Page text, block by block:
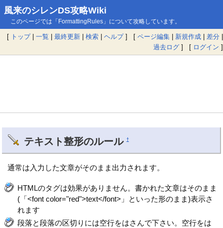
風来のシレンDS攻略Wiki
このページでは「FormattingRules」について攻略しています。
[ トップ| 一覧 | 最終更新 | 検索 | ヘルプ] [ ページ編集 | 新規作成 | 差分 |
過去ログ ] [ ログイン ]
テキスト整形のルール †
通常は入力した文章がそのまま出力されます。
HTMLのタグは効果がありません。書かれた文章はそのまま
(「<font color="red">text</font>」といった形のまま)表示さ
れます
段落と段落の区切りには空行をはさんで下さい。空行をは